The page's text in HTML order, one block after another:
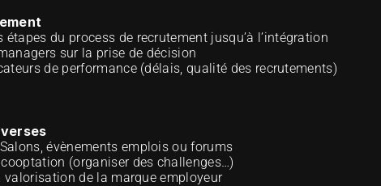
étapes du process de recrutement jusqu’à l’intégration
sur la prise de décision
de performance (délais, qualité des recrutements)
évènements emplois ou forums
(organiser des challenges…)
valorisation de la marque employeur